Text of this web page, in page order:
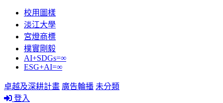
校用圖樣
淡江大學
宮燈商標
樸實剛毅
AI+SDGs=∞
ESG+AI=∞
卓越及深耕計畫 廣告輪播 未分類
登入